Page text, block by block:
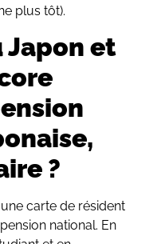
plus tôt).
Japon et
?
carte de résident
national. En